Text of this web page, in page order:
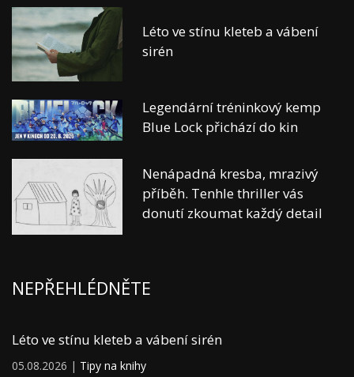
Léto ve stínu kleteb a vábení
sirén
Legendární tréninkový kemp
Blue Lock přichází do kin
Nenápadná kresba, mrazivý
příběh. Tenhle thriller vás
donutí zkoumat každý detail
NEPŘEHLÉDNĚTE
Léto ve stínu kleteb a vábení sirén
05.08.2026 | Tipy na knihy